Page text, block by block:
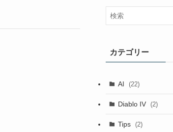
カテゴリー
AI (22)
Diablo IV (2)
Tips (2)